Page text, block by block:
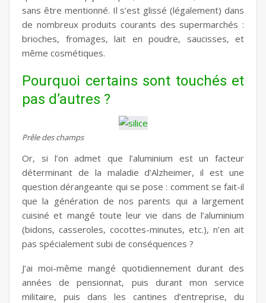
sans être mentionné. Il s’est glissé (légalement) dans
de nombreux produits courants des supermarchés :
brioches, fromages, lait en poudre, saucisses, et
même cosmétiques.
Pourquoi certains sont touchés et
pas d’autres ?
Prêle des champs
Or, si l’on admet que l’aluminium est un facteur
déterminant de la maladie d’Alzheimer, il est une
question dérangeante qui se pose : comment se fait-il
que la génération de nos parents qui a largement
cuisiné et mangé toute leur vie dans de l’aluminium
(bidons, casseroles, cocottes-minutes, etc.), n’en ait
pas spécialement subi de conséquences ?
J’ai moi-même mangé quotidiennement durant des
années de pensionnat, puis durant mon service
militaire, puis dans les cantines d’entreprise, du